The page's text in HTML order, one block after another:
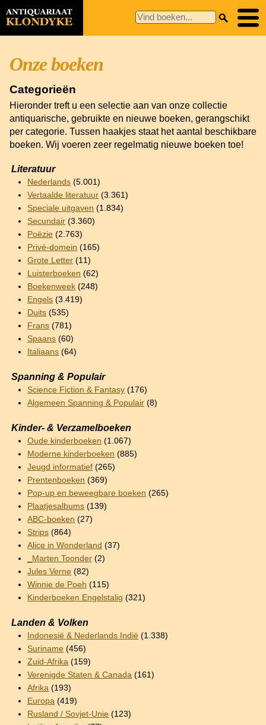
Onze boeken
Categorieën
Hieronder treft u een selectie aan van onze collectie
antiquarische, gebruikte en nieuwe boeken, gerangschikt
per categorie. Tussen haakjes staat het aantal beschikbare
boeken. Wij voeren zeer regelmatig nieuwe boeken toe!
Literatuur
Nederlands (5.001)
Vertaalde literatuur (3.361)
Speciale uitgaven (1.834)
Secundair (3.360)
Poëzie (2.763)
Privé-domein (165)
Grote Letter (11)
Luisterboeken (62)
Boekenweek (248)
Engels (3.419)
Duits (535)
Frans (781)
Spaans (60)
Italiaans (64)
Spanning & Populair
Science Fiction & Fantasy (176)
Algemeen Spanning & Populair (8)
Kinder- & Verzamelboeken
Oude kinderboeken (1.067)
Moderne kinderboeken (885)
Jeugd informatief (265)
Prentenboeken (369)
Pop-up en beweegbare boeken (265)
Plaatjesalbums (139)
ABC-boeken (27)
Strips (864)
Alice in Wonderland (37)
_Marten Toonder (2)
Jules Verne (82)
Winnie de Poeh (115)
Kinderboeken Engelstalig (321)
Landen & Volken
Indonesië & Nederlands Indië (1.338)
Suriname (456)
Zuid-Afrika (159)
Verenigde Staten & Canada (161)
Afrika (193)
Europa (419)
Rusland / Sovjet-Unie (123)